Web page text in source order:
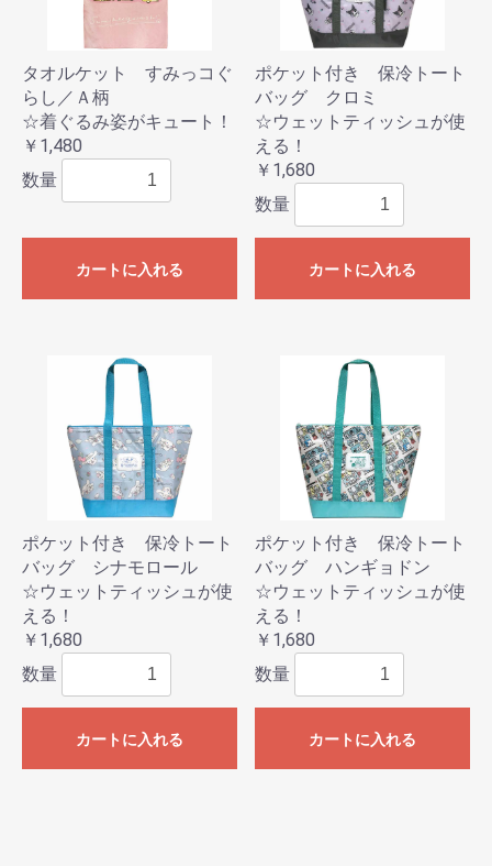
タオルケット すみっコぐ
らし／Ａ柄
☆着ぐるみ姿がキュート！
￥1,480
数量
カートに入れる
ポケット付き 保冷トート
バッグ クロミ
☆ウェットティッシュが使
える！
￥1,680
数量
カートに入れる
ポケット付き 保冷トート
バッグ シナモロール
☆ウェットティッシュが使
える！
￥1,680
数量
カートに入れる
ポケット付き 保冷トート
バッグ ハンギョドン
☆ウェットティッシュが使
える！
￥1,680
数量
カートに入れる